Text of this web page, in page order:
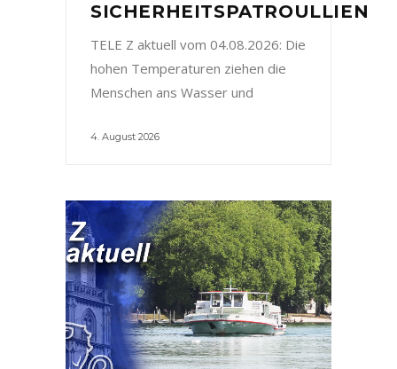
SICHERHEITSPATROULLIEN
TELE Z aktuell vom 04.08.2026: Die
hohen Temperaturen ziehen die
Menschen ans Wasser und
4. August 2026